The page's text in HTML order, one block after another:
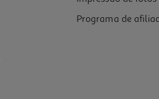
Programa de